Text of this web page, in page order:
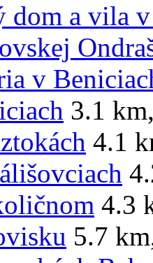
dom a vila
v
3.1 km
4.1
4.3
5.7 km